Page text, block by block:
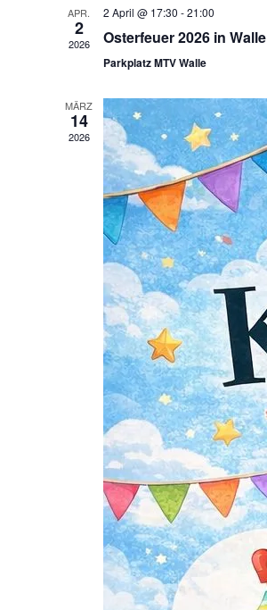
APR.
2
2026
2 April @ 17:30 -21:00
Osterfeuer 2026 in Walle
Parkplatz MTV Walle
MÄRZ
14
2026